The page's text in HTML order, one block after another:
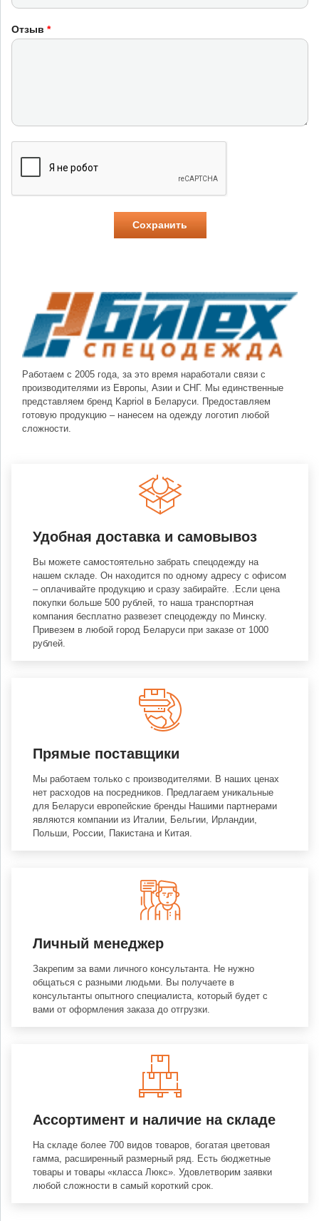
Отзыв *
Работаем с 2005 года, за это время наработали связи с
производителями из Европы, Азии и СНГ. Мы единственные
представляем бренд Kapriol в Беларуси. Предоставляем
готовую продукцию – нанесем на одежду логотип любой
сложности.
Удобная доставка и самовывоз
Вы можете самостоятельно забрать спецодежду на
нашем складе. Он находится по одному адресу с офисом
– оплачивайте продукцию и сразу забирайте. .Если цена
покупки больше 500 рублей, то наша транспортная
компания бесплатно развезет спецодежду по Минску.
Привезем в любой город Беларуси при заказе от 1000
рублей.
Прямые поставщики
Мы работаем только с производителями. В наших ценах
нет расходов на посредников. Предлагаем уникальные
для Беларуси европейские бренды Нашими партнерами
являются компании из Италии, Бельгии, Ирландии,
Польши, России, Пакистана и Китая.
Личный менеджер
Закрепим за вами личного консультанта. Не нужно
общаться с разными людьми. Вы получаете в
консультанты опытного специалиста, который будет с
вами от оформления заказа до отгрузки.
Ассортимент и наличие на складе
На складе более 700 видов товаров, богатая цветовая
гамма, расширенный размерный ряд. Есть бюджетные
товары и товары «класса Люкс». Удовлетворим заявки
любой сложности в самый короткий срок.